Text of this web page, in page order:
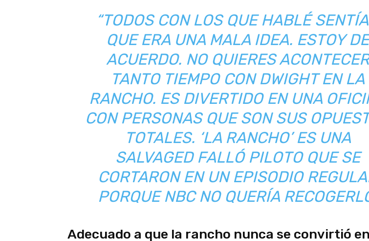
“TODOS CON LOS QUE HABLÉ
QUE ERA UNA MALA IDEA. ESTOY DE
ACUERDO. NO QUIERES ACONTECER
TANTO TIEMPO CON DWIGHT EN LA
RANCHO. ES DIVERTIDO EN UNA
CON PERSONAS QUE SON SUS
TOTALES. ‘LA RANCHO’ ES UNA
SALVAGED FALLÓ PILOTO QUE SE
CORTARON EN UN EPISODIO
PORQUE NBC NO QUERÍA
Adecuado a que la rancho nunca se convirtió